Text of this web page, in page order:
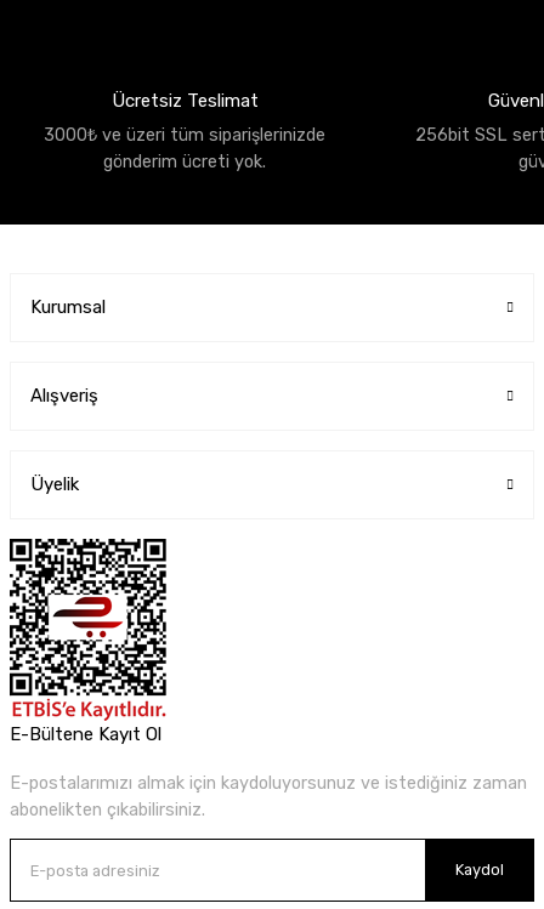
Ücretsiz Teslimat
3000₺ ve üzeri tüm siparişlerinizde
gönderim ücreti yok.
256bit SSL
Kurumsal
Alışveriş
Üyelik
E-Bültene Kayıt Ol
E-postalarımızı almak için kaydoluyorsunuz ve istediğiniz zaman
abonelikten çıkabilirsiniz.
Kaydol